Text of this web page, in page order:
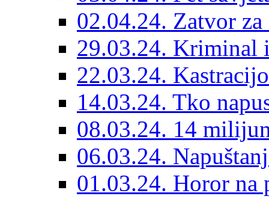
02.04.24. Zatvor
29.03.24. Kriminal
22.03.24.
14.03.24. Tko
08.03.24. 14
06.03.24.
01.03.24. Horor na